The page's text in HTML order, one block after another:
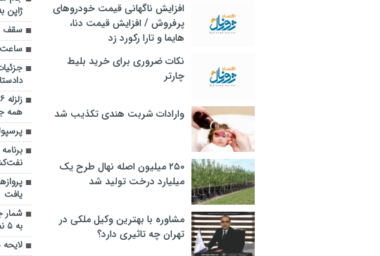
افزایش ناگهانی قیمت خودروهای
پرفروش / افزایش قیمت دنا،
هایما و تارا رکورد زد
نکات ضروری برای خرید بلیط
چارتر
وارادات شربت هندی تکذیب شد
۲۵۰ میلیون اصله نهال طرح یک
میلیارد درخت تولید شد
مشاوره با بهترین وکیل ملکی در
تهران چه تاثیری دارد؟
ژاپن
سقف
همه
یافت
شمار
به ۵ نفر رسید